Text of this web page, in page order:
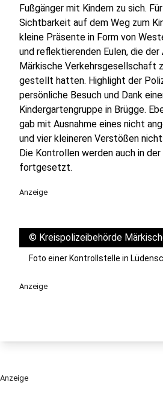
Fußgänger mit Kindern zu sich.
Sichtbarkeit auf dem Weg zum
kleine Präsente in Form von
und reflektierenden Eulen, die der
Märkische Verkehrsgesellschaft
gestellt hatten. Highlight der
persönliche Besuch und Dank
Kindergartengruppe in Brügge.
gab mit Ausnahme eines nicht
und vier kleineren Verstößen
Die Kontrollen werden auch in
fortgesetzt.
Anzeige
© Kreispolizeibehörde
Foto einer Kontrollstelle in
Anzeige
Anzeige